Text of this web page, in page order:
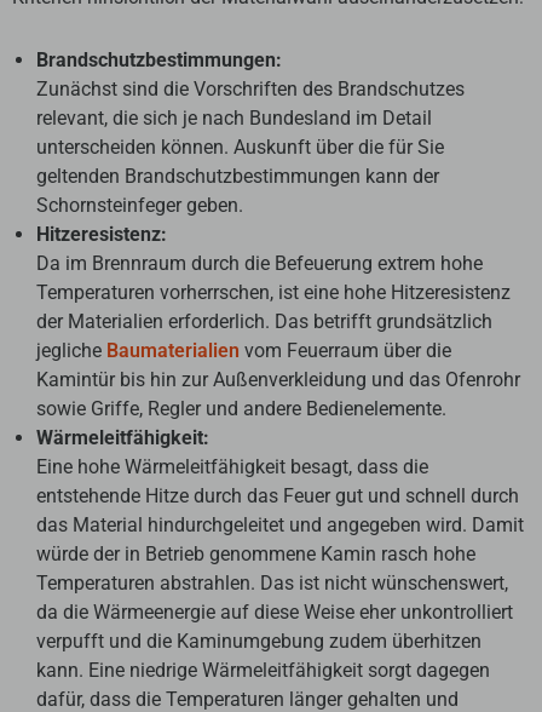
Brandschutzbestimmungen:
Zunächst sind die Vorschriften des Brandschutzes
relevant, die sich je nach Bundesland im Detail
unterscheiden können. Auskunft über die für Sie
geltenden Brandschutzbestimmungen kann der
Schornsteinfeger geben.
Hitzeresistenz:
Da im Brennraum durch die Befeuerung extrem hohe
Temperaturen vorherrschen, ist eine hohe Hitzeresistenz
der Materialien erforderlich. Das betrifft grundsätzlich
jegliche Baumaterialien vom Feuerraum über die
Kamintür bis hin zur Außenverkleidung und das Ofenrohr
sowie Griffe, Regler und andere Bedienelemente.
Wärmeleitfähigkeit:
Eine hohe Wärmeleitfähigkeit besagt, dass die
entstehende Hitze durch das Feuer gut und schnell durch
das Material hindurchgeleitet und angegeben wird. Damit
würde der in Betrieb genommene Kamin rasch hohe
Temperaturen abstrahlen. Das ist nicht wünschenswert,
da die Wärmeenergie auf diese Weise eher unkontrolliert
verpufft und die Kaminumgebung zudem überhitzen
kann. Eine niedrige Wärmeleitfähigkeit sorgt dagegen
dafür, dass die Temperaturen länger gehalten und